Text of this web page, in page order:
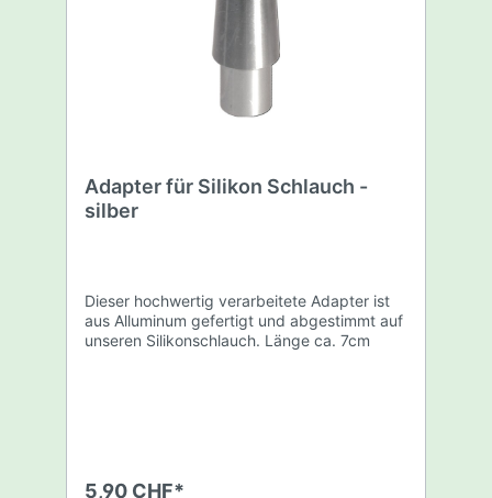
Adapter für Silikon Schlauch -
silber
Dieser hochwertig verarbeitete Adapter ist
aus Alluminum gefertigt und abgestimmt auf
unseren Silikonschlauch. Länge ca. 7cm
5,90 CHF*